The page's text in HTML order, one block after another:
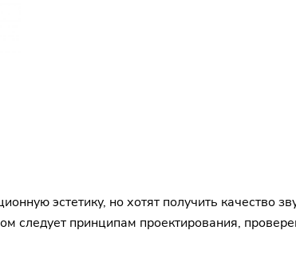
эстетику, но хотят получить качество
следует принципам проектирования,